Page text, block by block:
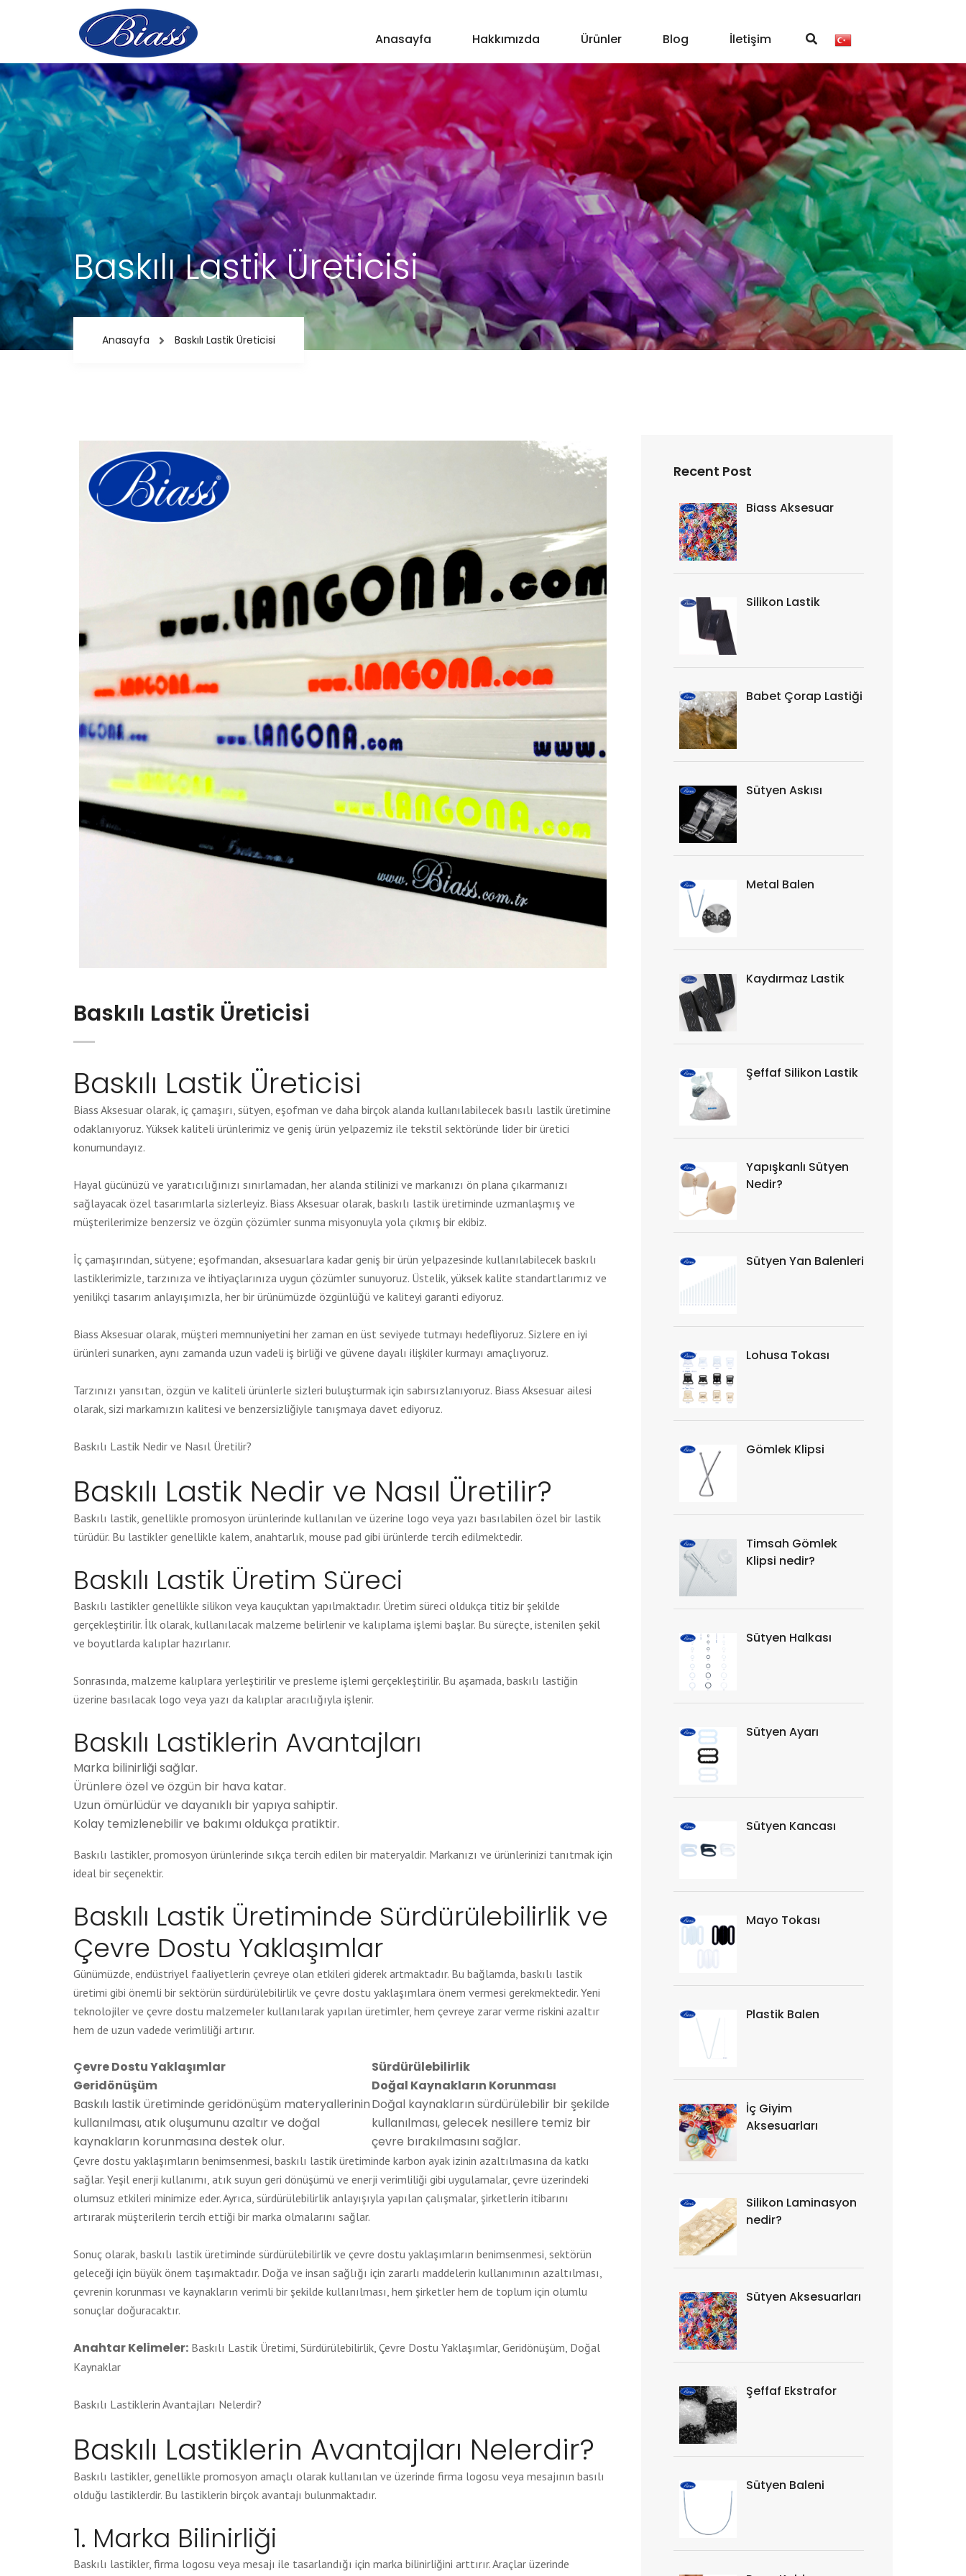
Anasayfa Hakkımızda Ürünler Blog İletişim
Baskılı Lastik Üreticisi
Anasayfa Baskılı Lastik Üreticisi
Baskılı Lastik Üreticisi
Baskılı Lastik Üreticisi
Biass Aksesuar olarak, iç çamaşırı, sütyen, eşofman ve daha birçok alanda kullanılabilecek basılı lastik üretimine
odaklanıyoruz. Yüksek kaliteli ürünlerimiz ve geniş ürün yelpazemiz ile tekstil sektöründe lider bir üretici
konumundayız.
Hayal gücünüzü ve yaratıcılığınızı sınırlamadan, her alanda stilinizi ve markanızı ön plana çıkarmanızı
sağlayacak özel tasarımlarla sizlerleyiz. Biass Aksesuar olarak, baskılı lastik üretiminde uzmanlaşmış ve
müşterilerimize benzersiz ve özgün çözümler sunma misyonuyla yola çıkmış bir ekibiz.
İç çamaşırından, sütyene; eşofmandan, aksesuarlara kadar geniş bir ürün yelpazesinde kullanılabilecek baskılı
lastiklerimizle, tarzınıza ve ihtiyaçlarınıza uygun çözümler sunuyoruz. Üstelik, yüksek kalite standartlarımız ve
yenilikçi tasarım anlayışımızla, her bir ürünümüzde özgünlüğü ve kaliteyi garanti ediyoruz.
Biass Aksesuar olarak, müşteri memnuniyetini her zaman en üst seviyede tutmayı hedefliyoruz. Sizlere en iyi
ürünleri sunarken, aynı zamanda uzun vadeli iş birliği ve güvene dayalı ilişkiler kurmayı amaçlıyoruz.
Tarzınızı yansıtan, özgün ve kaliteli ürünlerle sizleri buluşturmak için sabırsızlanıyoruz. Biass Aksesuar ailesi
olarak, sizi markamızın kalitesi ve benzersizliğiyle tanışmaya davet ediyoruz.
Baskılı Lastik Nedir ve Nasıl Üretilir?
Baskılı Lastik Nedir ve Nasıl Üretilir?
Baskılı lastik, genellikle promosyon ürünlerinde kullanılan ve üzerine logo veya yazı basılabilen özel bir lastik
türüdür. Bu lastikler genellikle kalem, anahtarlık, mouse pad gibi ürünlerde tercih edilmektedir.
Baskılı Lastik Üretim Süreci
Baskılı lastikler genellikle silikon veya kauçuktan yapılmaktadır. Üretim süreci oldukça titiz bir şekilde
gerçekleştirilir. İlk olarak, kullanılacak malzeme belirlenir ve kalıplama işlemi başlar. Bu süreçte, istenilen şekil
ve boyutlarda kalıplar hazırlanır.
Sonrasında, malzeme kalıplara yerleştirilir ve presleme işlemi gerçekleştirilir. Bu aşamada, baskılı lastiğin
üzerine basılacak logo veya yazı da kalıplar aracılığıyla işlenir.
Baskılı Lastiklerin Avantajları
Marka bilinirliği sağlar.
Ürünlere özel ve özgün bir hava katar.
Uzun ömürlüdür ve dayanıklı bir yapıya sahiptir.
Kolay temizlenebilir ve bakımı oldukça pratiktir.
Baskılı lastikler, promosyon ürünlerinde sıkça tercih edilen bir materyaldir. Markanızı ve ürünlerinizi tanıtmak için
ideal bir seçenektir.
Baskılı Lastik Üretiminde Sürdürülebilirlik ve
Çevre Dostu Yaklaşımlar
Günümüzde, endüstriyel faaliyetlerin çevreye olan etkileri giderek artmaktadır. Bu bağlamda, baskılı lastik
üretimi gibi önemli bir sektörün sürdürülebilirlik ve çevre dostu yaklaşımlara önem vermesi gerekmektedir. Yeni
teknolojiler ve çevre dostu malzemeler kullanılarak yapılan üretimler, hem çevreye zarar verme riskini azaltır
hem de uzun vadede verimliliği artırır.
Çevre Dostu Yaklaşımlar
Sürdürülebilirlik
Geridönüşüm
Doğal Kaynakların Korunması
Baskılı lastik üretiminde geridönüşüm materyallerinin
kullanılması, atık oluşumunu azaltır ve doğal
kaynakların korunmasına destek olur.
Doğal kaynakların sürdürülebilir bir şekilde
kullanılması, gelecek nesillere temiz bir
çevre bırakılmasını sağlar.
Çevre dostu yaklaşımların benimsenmesi, baskılı lastik üretiminde karbon ayak izinin azaltılmasına da katkı
sağlar. Yeşil enerji kullanımı, atık suyun geri dönüşümü ve enerji verimliliği gibi uygulamalar, çevre üzerindeki
olumsuz etkileri minimize eder. Ayrıca, sürdürülebilirlik anlayışıyla yapılan çalışmalar, şirketlerin itibarını
artırarak müşterilerin tercih ettiği bir marka olmalarını sağlar.
Sonuç olarak, baskılı lastik üretiminde sürdürülebilirlik ve çevre dostu yaklaşımların benimsenmesi, sektörün
geleceği için büyük önem taşımaktadır. Doğa ve insan sağlığı için zararlı maddelerin kullanımının azaltılması,
çevrenin korunması ve kaynakların verimli bir şekilde kullanılması, hem şirketler hem de toplum için olumlu
sonuçlar doğuracaktır.
Anahtar Kelimeler: Baskılı Lastik Üretimi, Sürdürülebilirlik, Çevre Dostu Yaklaşımlar, Geridönüşüm, Doğal
Kaynaklar
Baskılı Lastiklerin Avantajları Nelerdir?
Baskılı Lastiklerin Avantajları Nelerdir?
Baskılı lastikler, genellikle promosyon amaçlı olarak kullanılan ve üzerinde firma logosu veya mesajının basılı
olduğu lastiklerdir. Bu lastiklerin birçok avantajı bulunmaktadır.
1. Marka Bilinirliği
Baskılı lastikler, firma logosu veya mesajı ile tasarlandığı için marka bilinirliğini arttırır. Araçlar üzerinde
Recent Post
Biass Aksesuar
Silikon Lastik
Babet Çorap Lastiği
Sütyen Askısı
Metal Balen
Kaydırmaz Lastik
Şeffaf Silikon Lastik
Yapışkanlı Sütyen
Nedir?
Sütyen Yan Balenleri
Lohusa Tokası
Gömlek Klipsi
Timsah Gömlek
Klipsi nedir?
Sütyen Halkası
Sütyen Ayarı
Sütyen Kancası
Mayo Tokası
Plastik Balen
İç Giyim
Aksesuarları
Silikon Laminasyon
nedir?
Sütyen Aksesuarları
Şeffaf Ekstrafor
Sütyen Baleni